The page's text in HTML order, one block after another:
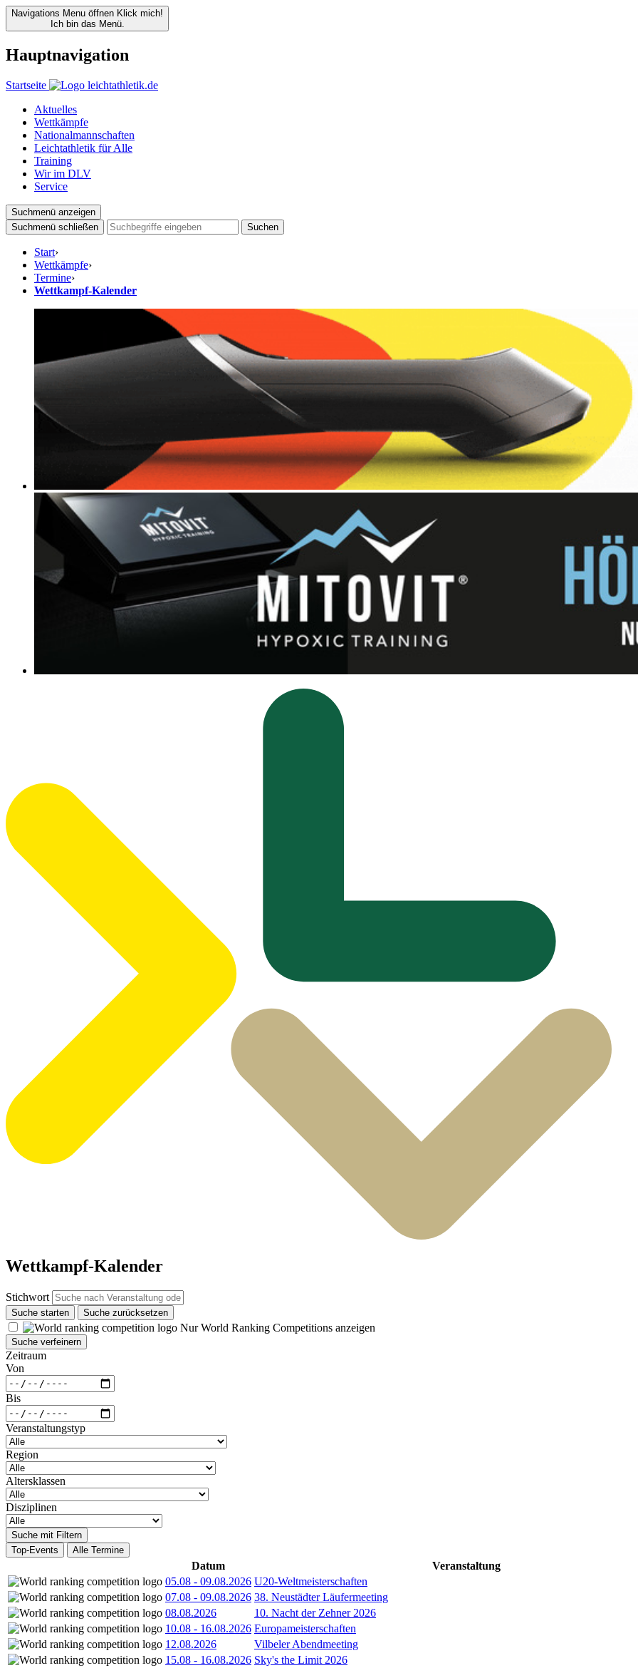
Navigations Menu öffnen Klick mich!
Ich bin das Menü.
Hauptnavigation
Startseite
Aktuelles
Wettkämpfe
Nationalmannschaften
Leichtathletik für Alle
Training
Wir im DLV
Service
Suchmenü anzeigen
Suchmenü schließen
Suchen
Start›
Wettkämpfe›
Termine›
Wettkampf-Kalender
Wettkampf-Kalender
Stichwort
Suche starten Suche zurücksetzen
Nur World Ranking Competitions anzeigen
Suche verfeinern
Zeitraum
Von
Bis
Veranstaltungstyp
Region
Altersklassen
Disziplinen
Suche mit Filtern
Top-Events
Alle Termine
Datum Veranstaltung
05.08 - 09.08.2026 U20-Weltmeisterschaften
07.08 - 09.08.2026 38. Neustädter Läufermeeting
08.08.2026
10. Nacht der Zehner 2026
10.08 - 16.08.2026 Europameisterschaften
12.08.2026
Vilbeler Abendmeeting
15.08 - 16.08.2026 Sky's the Limit 2026